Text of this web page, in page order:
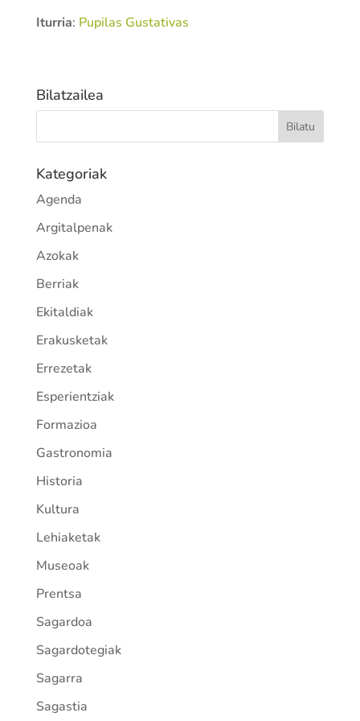
Iturria: Pupilas Gustativas
Bilatzailea
Kategoriak
Agenda
Argitalpenak
Azokak
Berriak
Ekitaldiak
Erakusketak
Errezetak
Esperientziak
Formazioa
Gastronomia
Historia
Kultura
Lehiaketak
Museoak
Prentsa
Sagardoa
Sagardotegiak
Sagarra
Sagastia